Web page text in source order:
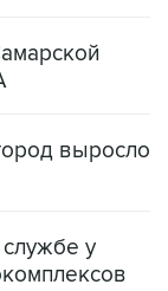
выросло
у